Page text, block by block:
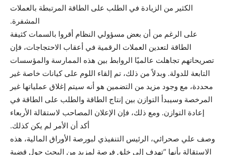
الكثير من الزيادة في الطلب على الطاقة المرتبطة بالعملات
المشفرة.
على الرغم من أن بعض مسؤولي النظام أقروا بالسمات كثيفة
الطاقة لتعدين العملات الرقمية في أعقاب الاحتجاجات، فإن
تصريحاتهم تجاهلت عالميًا الروابط بين هذه الممارسة والمؤسسات
التابعة للدولة. وبدلاً من ذلك، تم إلقاء اللوم على كيانات خاصة غير
محددة، مع وجود مزيد من التضمين هو أنه سيتم إغلاق عملياتها غير
المرخصة وسيبدأ التوازن بين إنتاج الطاقة والطلب على الطاقة في
إعادة التوازن. ومع ذلك، فإن الإعلان المصاحب لاستقالة الأربعاء
أكد أن الأمر لم يكن كذلك.
وصف علي صحرائي، الرئيس التنفيذي لبورصة الأوراق المالية، هذه
الاستقالة بأنها “تهدف إلى خلق فرصة لمزيد من البحث حول قضية